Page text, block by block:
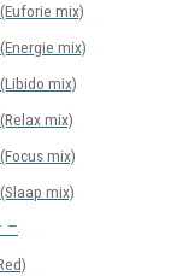
(Euforie mix)
(Energie mix)
(Libido mix)
(Relax mix)
(Focus mix)
(Slaap mix)
–